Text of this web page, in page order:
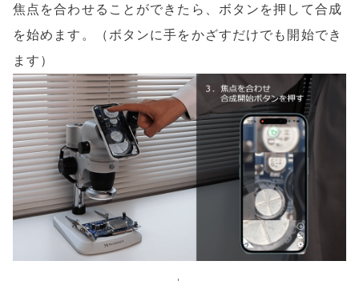
焦点を合わせることができたら、ボタンを押して合成
を始めます。（ボタンに手をかざすだけでも開始でき
ます）